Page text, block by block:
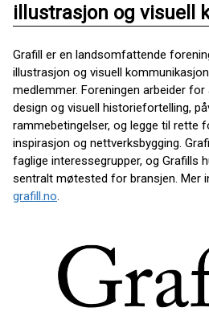
illustrasjon og visuell
Grafill er en landsomfattende
illustrasjon og visuell
medlemmer. Foreningen arbeider
design og visuell historiefortelling,
rammebetingelser, og legge til rette
inspirasjon og nettverksbygging.
faglige interessegrupper, og Grafills
sentralt møtested for bransjen. Mer
grafill.no